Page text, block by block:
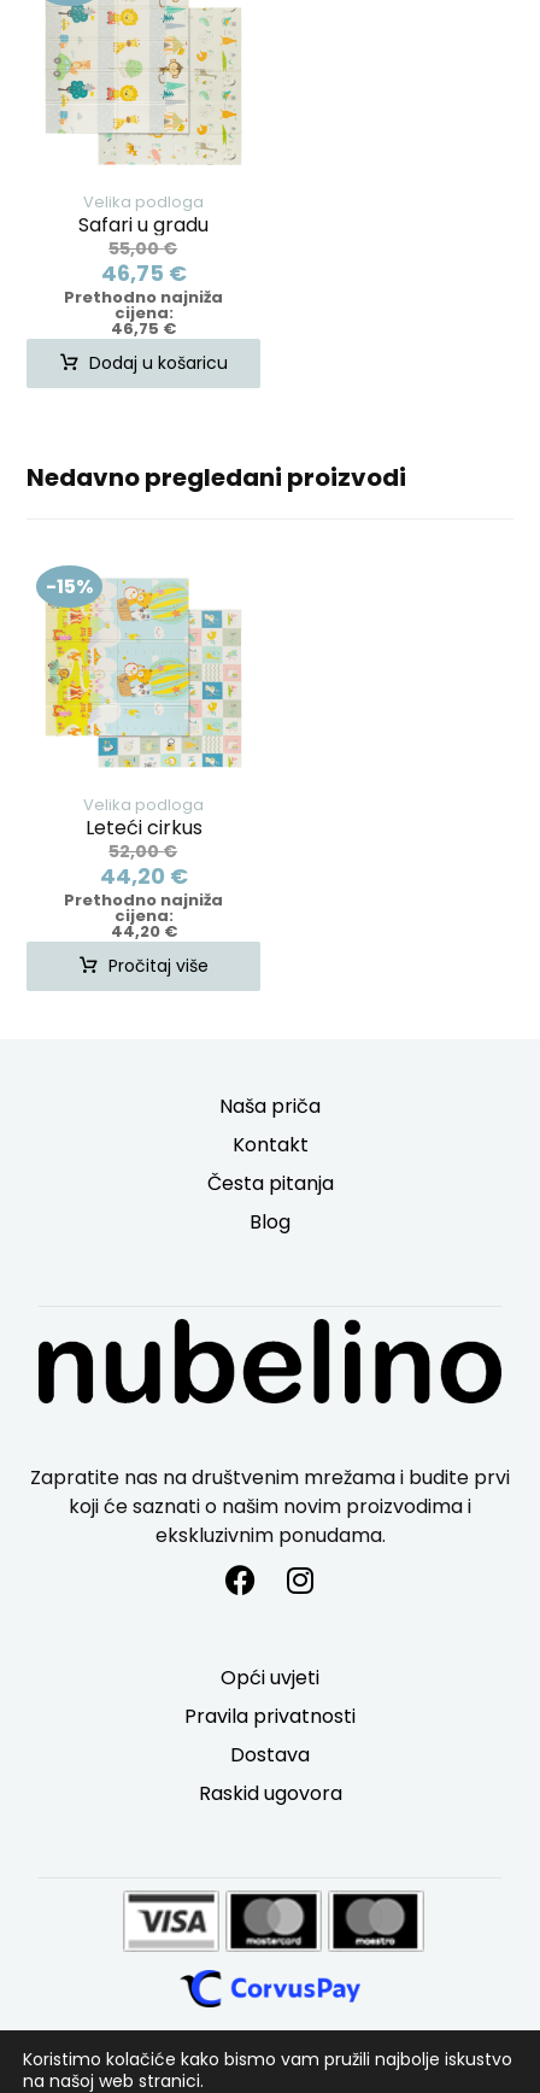
Velika podloga
Safari u gradu
55,00€
46,75 €
Prethodno najniža
cijena:
46,75 €
Dodaj u košaricu
Nedavno pregledani proizvodi
-15%
Velika podloga
Leteći cirkus
52,00€
44,20 €
Prethodno najniža
cijena:
44,20 €
Pročitaj više
Naša priča
Kontakt
Česta pitanja
Blog
Zapratite nas na društvenim mrežama i budite prvi
koji će saznati o našim novim proizvodima i
ekskluzivnim ponudama.
Opći uvjeti
Pravila privatnosti
Dostava
Raskid ugovora
Koristimo kolačiće kako bismo vam pružili najbolje iskustvo
na našoj web stranici.